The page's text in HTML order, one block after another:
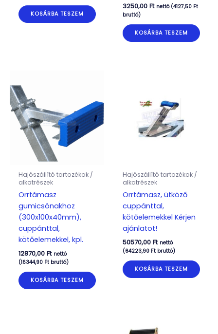
KOSÁRBA TESZEM
3250,00 Ft nettó (4127,50 Ft
bruttó)
KOSÁRBA TESZEM
Hajószállító tartozékok /
alkatrészek
Orrtámasz
gumicsónakhoz
(300x100x40mm),
cuppánttal,
kötőelemekkel, kpl.
12870,00 Ft nettó
(16344,90 Ftbruttó)
KOSÁRBA TESZEM
Hajószállító tartozékok /
alkatrészek
Orrtámasz, ütköző
cuppánttal,
kötőelemekkel Kérjen
ajánlatot!
50570,00 Ft nettó
(64223,90 Ftbruttó)
KOSÁRBA TESZEM